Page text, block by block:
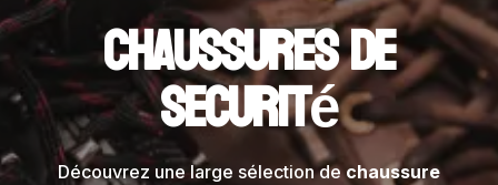
Chaussures de
securité
Découvrez une large sélection dechaussure